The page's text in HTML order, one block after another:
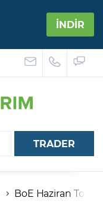
İNDİR
TRADER
BoE Haziran